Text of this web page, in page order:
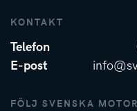
KONTAKT
Telefon
E-post
FÖLJ SVENSKA MOTOR